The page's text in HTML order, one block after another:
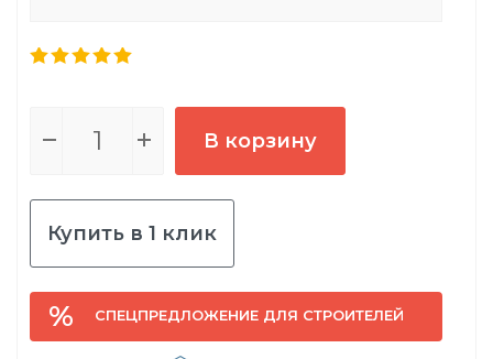
В корзину
Купить в 1 клик
СПЕЦПРЕДЛОЖЕНИЕ ДЛЯ СТРОИТЕЛЕЙ